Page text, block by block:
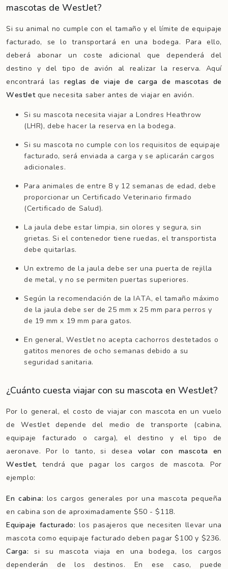
mascotas de WestJet?
Si su animal no cumple con el tamaño y el límite de equipaje
facturado, se lo transportará en una bodega. Para ello,
deberá abonar un coste adicional que dependerá del
destino y del tipo de avión al realizar la reserva. Aquí
encontrará lasreglas de viaje de carga de mascotas de
WestJet que necesita saber antes de viajar en avión.
Si su mascota necesita viajar a Londres Heathrow
(LHR), debe hacer la reserva en la bodega.
Si su mascota no cumple con los requisitos de equipaje
facturado, será enviada a carga y se aplicarán cargos
adicionales.
Para animales de entre 8 y 12 semanas de edad, debe
proporcionar un Certificado Veterinario firmado
(Certificado de Salud).
La ​​jaula debe estar limpia, sin olores y segura, sin
grietas. Si el contenedor tiene ruedas, el transportista
debe quitarlas.
Un extremo de la jaula debe ser una puerta de rejilla
de metal, y no se permiten puertas superiores.
Según la recomendación de la IATA, el tamaño máximo
de la jaula debe ser de 25 mm x 25 mm para perros y
de 19 mm x 19 mm para gatos.
En general, WestJet no acepta cachorros destetados o
gatitos menores de ocho semanas debido a su
seguridad sanitaria.
¿Cuánto cuesta viajar con su mascota en WestJet?
Por lo general, el costo de viajar con mascota en un vuelo
de WestJet depende del medio de transporte (cabina,
equipaje facturado o carga), el destino y el tipo de
aeronave. Por lo tanto, si desea volar con mascota en
WestJet, tendrá que pagar los cargos de mascota. Por
ejemplo:
En cabina: los cargos generales por una mascota pequeña
en cabina son de aproximadamente $50 - $118.
Equipaje facturado: los pasajeros que necesiten llevar una
mascota como equipaje facturado deben pagar $100 y $236.
Carga: si su mascota viaja en una bodega, los cargos
dependerán de los destinos. En ese caso, puede